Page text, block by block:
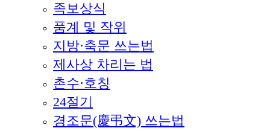
족보상식
품계 및 작위
지방·축문 쓰는법
제사상 차리는 법
촌수·호칭
24절기
경조문(慶弔文) 쓰는법